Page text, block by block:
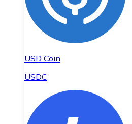
USD Coin
USDC